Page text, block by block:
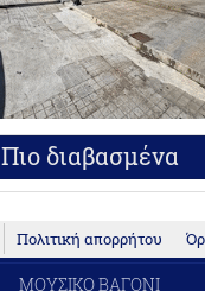
Πιο διαβασμένα
Πολιτική απορρήτου
ΜΟΥΣΙΚΟ ΒΑΓΟΝΙ